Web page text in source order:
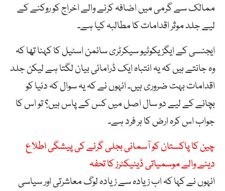
ممالک سے گرمی میں اضافہ کرنے والے اخراج کو روکنے کے
لیے جلد موثر اقدامات کا مطالبہ کیا ہے۔
ایجنسی کے ایگزیکوٹیو سیکرٹری سائمن اسٹیل کا کہنا تھا کہ
وہ جانتے ہیں کہ یہ انتباہ ایک ڈرامائی بیان لگتا ہے لیکن جلد
اقدامات بہت ضروری ہیں۔ انہوں نے کہ یہ سوال کہ دنیا کو
بچانے کے لیے دو سال اصل میں کس کے پاس ہیں؟ تو اس کا
جواب اس کرہ ارض کا ہر فرد ہے۔
چین کا پاکستان کو آسمانی بجلی گرنے کی پیشگی اطلاع
دینے والے موسمیاتی ڈیٹیکٹرز کا تحفہ
انہوں نے کہا کہ اب زیادہ سے زیادہ لوگ معاشرتی اور سیاسی